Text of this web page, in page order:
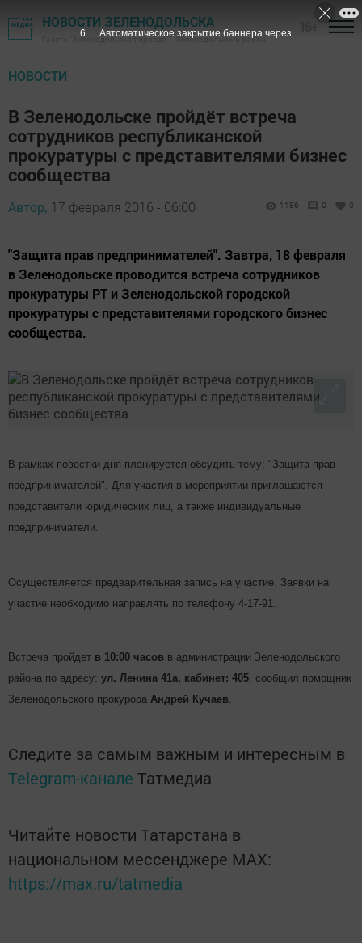
НОВОСТИ ЗЕЛЕНОДОЛЬСКА
Газета "Зеленодольская правда" - Зеленодольский район
НОВОСТИ
В Зеленодольске пройдёт встреча
сотрудников республиканской
прокуратуры с представителями бизнес
сообщества
Автор, 17 февраля 2016 - 06:00 1186 0 0
"Защита прав предпринимателей". Завтра, 18 февраля
в Зеленодольске проводится встреча сотрудников
прокуратуры РТ и Зеленодольской городской
прокуратуры с представителями городского бизнес
сообщества.
В рамках повестки дня планируется обсудить тему: "Защита прав
предпринимателей". Для участия в мероприятии приглашаются
представители юридических лиц, а также индивидуальные
предприниматели.
Осуществляется предварительная запись на участие. Заявки на
участие необходимо направлять по телефону 4-17-91.
Встреча пройдет в 10:00 часов в администрации Зеленодольского
района по адресу: ул. Ленина 41а, кабинет: 405, сообщил помощник
Зеленодольского прокурора Андрей Кучаев.
Следите за самым важным и интересным в
Telegram-канале Татмедиа
Читайте новости Татарстана в
национальном мессенджере MАХ:
https://max.ru/tatmedia
5 Автоматическое закрытие баннера через